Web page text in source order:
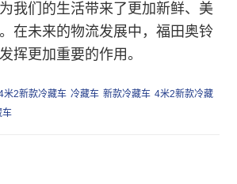
我们的生活带来了更加新鲜、美
在未来的物流发展中，福田奥铃
挥更加重要的作用。
米2新款冷藏车 冷藏车 新款冷藏车 4米2新款冷藏
车